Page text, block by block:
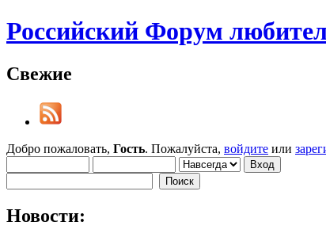
Российский Форум
Свежие
Добро пожаловать, Гость. Пожалуйста, войдите или
Новости: